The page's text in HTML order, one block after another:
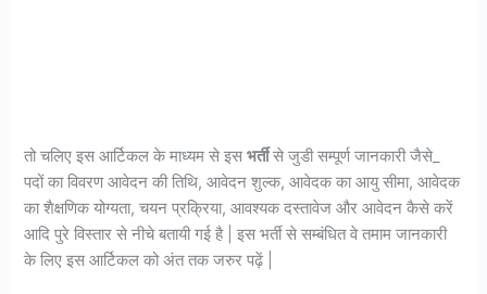
तो चलिए इस आर्टिकल के माध्यम से इसभर्तीसे जुडी सम्पूर्ण जानकारी जैसे_
पदों का विवरण आवेदन की तिथि, आवेदन शुल्क, आवेदक का आयु सीमा, आवेदक
का शैक्षणिक योग्यता, चयन प्रक्रिया, आवश्यक दस्तावेज और आवेदन कैसे करें
आदि पुरे विस्तार से नीचे बतायी गई है | इस भर्ती से सम्बंधित वे तमाम जानकारी
के लिए इस आर्टिकल को अंत तक जरुर पढ़ें |